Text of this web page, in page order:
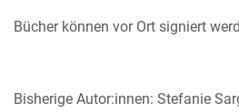
Bücher können vor Ort signiert
Bisherige Autor:innen: Stefanie